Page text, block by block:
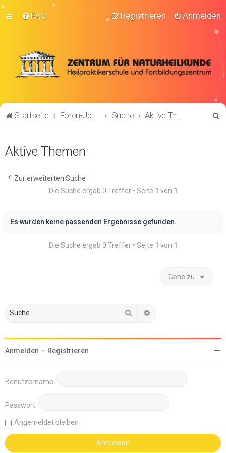
FAQ Anmelden
Registrieren
Startseite Foren-Übersicht Suche Aktive Themen
Aktive Themen
Zur erweiterten Suche
Die Suche ergab 0 Treffer • Seite 1 von 1
Es wurden keine passenden Ergebnisse gefunden.
Die Suche ergab 0 Treffer • Seite 1 von 1
Gehe zu
Suche
Anmelden • Registrieren
Benutzername:
Passwort:
Angemeldet bleiben